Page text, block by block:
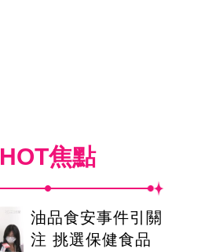
HOT焦點
油品食安事件引關
注 挑選保健食品